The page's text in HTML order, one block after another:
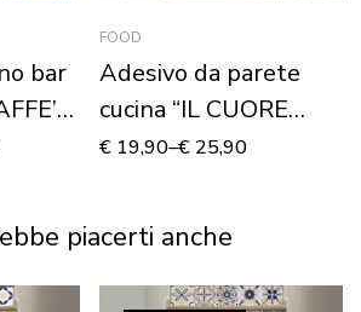
bar
su
FOOD
Adesivo da parete
cucina “IL CUORE
DELLA CASA”
€ 19,90–€ 25,90
piacerti anche